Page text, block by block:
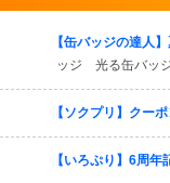
【缶バッジの達人
ッジ 光る缶バッジ
【ソクプリ】クー
【いろぷり】6周